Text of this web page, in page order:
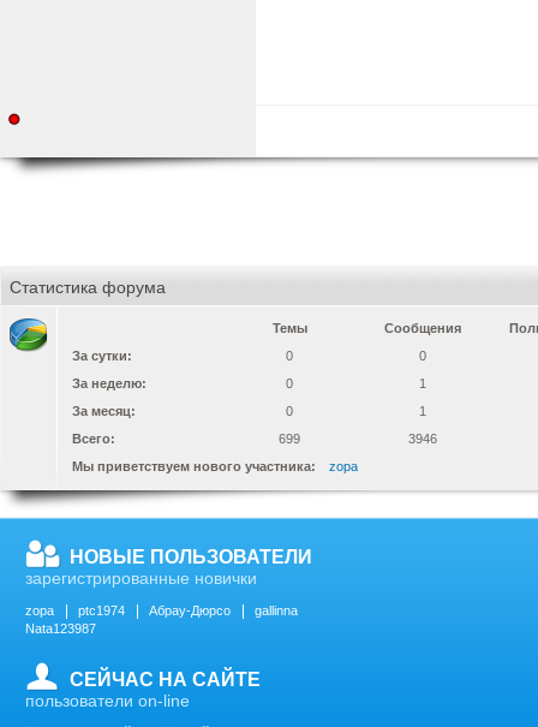
Статистика форума
Темы Сообщения
За сутки:
0
0
За неделю:
0
1
За месяц:
0
1
Всего:
699
3946
Мы приветствуем нового участника:
zopa
НОВЫЕ ПОЛЬЗОВАТЕЛИ
зарегистрированные новички
zopa ptc1974 Абрау-Дюрсо
gallinna
Nata123987
СЕЙЧАС НА САЙТЕ
пользователи on-line